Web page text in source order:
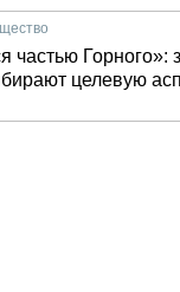
частью
целевую